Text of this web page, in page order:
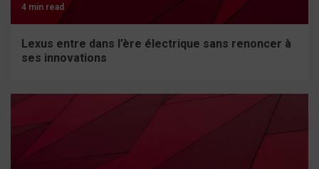
4 min read
Lexus entre dans l’ère électrique sans renoncer à
ses innovations